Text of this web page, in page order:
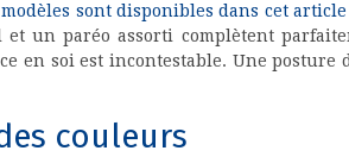
modèles sont disponibles dans cet
et un paréo assorti complètent
en soi est incontestable. Une
couleurs